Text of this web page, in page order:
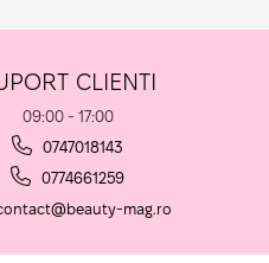
CLIENTI
09:00 - 17:00
0747018143
0774661259
mag.ro